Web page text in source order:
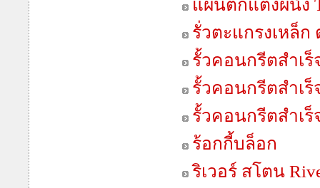
แผ่นตกแต่งผนัง
รั่วตะแกรงเหล็ก
รั้วคอนกรีตสำเร็
รั้วคอนกรีตสำเร็
รั้วคอนกรีตสำเร็
ร้อกกี้บล็อก
ริเวอร์ สโตน